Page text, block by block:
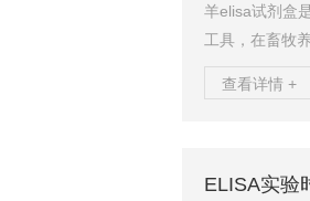
羊elisa试剂盒
工具，在畜牧
如，通过检测
至关重要，因
查看详情 +
ELISA实验